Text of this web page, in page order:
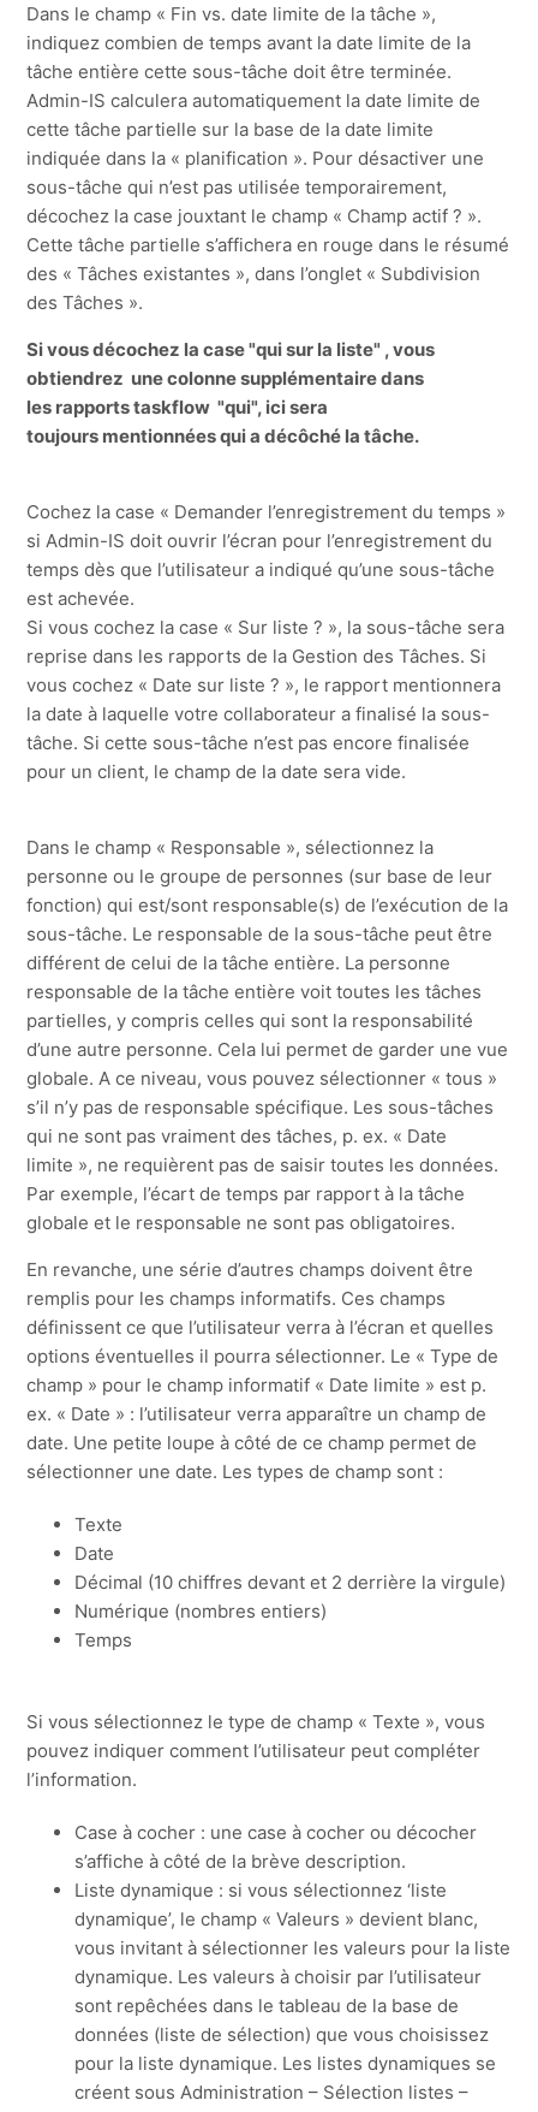
Dans le champ « Fin vs. date limite de la tâche »,
indiquez combien de temps avant la date limite de la
tâche entière cette sous-tâche doit être terminée.
Admin-IS calculera automatiquement la date limite de
cette tâche partielle sur la base de la date limite
indiquée dans la « planification ». Pour désactiver une
sous-tâche qui n’est pas utilisée temporairement,
décochez la case jouxtant le champ « Champ actif ? ».
Cette tâche partielle s’affichera en rouge dans le résumé
des « Tâches existantes », dans l’onglet « Subdivision
des Tâches ».
Si vous décochez la case "qui sur la liste" , vous
obtiendrez une colonne supplémentaire dans
les rapports taskflow "qui", ici sera
toujours mentionnées qui a décôché la tâche.
Cochez la case « Demander l’enregistrement du temps »
si Admin-IS doit ouvrir l’écran pour l’enregistrement du
temps dès que l’utilisateur a indiqué qu’une sous-tâche
est achevée.
Si vous cochez la case « Sur liste ? », la sous-tâche sera
reprise dans les rapports de la Gestion des Tâches. Si
vous cochez « Date sur liste ? », le rapport mentionnera
la date à laquelle votre collaborateur a finalisé la sous-
tâche. Si cette sous-tâche n’est pas encore finalisée
pour un client, le champ de la date sera vide.
Dans le champ « Responsable », sélectionnez la
personne ou le groupe de personnes (sur base de leur
fonction) qui est/sont responsable(s) de l’exécution de la
sous-tâche. Le responsable de la sous-tâche peut être
différent de celui de la tâche entière. La personne
responsable de la tâche entière voit toutes les tâches
partielles, y compris celles qui sont la responsabilité
d’une autre personne. Cela lui permet de garder une vue
globale. A ce niveau, vous pouvez sélectionner « tous »
s’il n’y pas de responsable spécifique. Les sous-tâches
qui ne sont pas vraiment des tâches, p. ex. « Date
limite », ne requièrent pas de saisir toutes les données.
Par exemple, l’écart de temps par rapport à la tâche
globale et le responsable ne sont pas obligatoires.
En revanche, une série d’autres champs doivent être
remplis pour les champs informatifs. Ces champs
définissent ce que l’utilisateur verra à l’écran et quelles
options éventuelles il pourra sélectionner. Le « Type de
champ » pour le champ informatif « Date limite » est p.
ex. « Date » : l’utilisateur verra apparaître un champ de
date. Une petite loupe à côté de ce champ permet de
sélectionner une date. Les types de champ sont :
Texte
Date
Décimal (10 chiffres devant et 2 derrière la virgule)
Numérique (nombres entiers)
Temps
Si vous sélectionnez le type de champ « Texte », vous
pouvez indiquer comment l’utilisateur peut compléter
l’information.
Case à cocher : une case à cocher ou décocher
s’affiche à côté de la brève description.
Liste dynamique : si vous sélectionnez ‘liste
dynamique’, le champ « Valeurs » devient blanc,
vous invitant à sélectionner les valeurs pour la liste
dynamique. Les valeurs à choisir par l’utilisateur
sont repêchées dans le tableau de la base de
données (liste de sélection) que vous choisissez
pour la liste dynamique. Les listes dynamiques se
créent sous Administration – Sélection listes –